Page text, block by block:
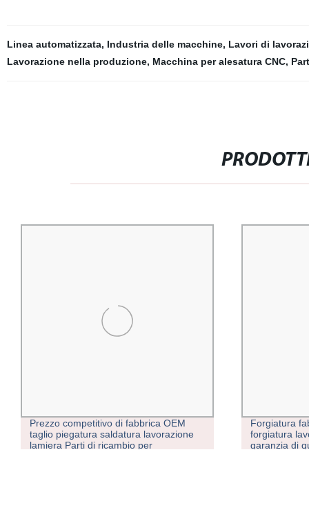
Linea automatizzata, Industria delle macchine, Lavori di
Lavorazione nella produzione, Macchina per alesatura CNC,
Prezzo competitivo di fabbrica OEM
taglio piegatura saldatura lavorazione
lamiera Parti di ricambio per
Forgiatura
forgiatura
garanzia di